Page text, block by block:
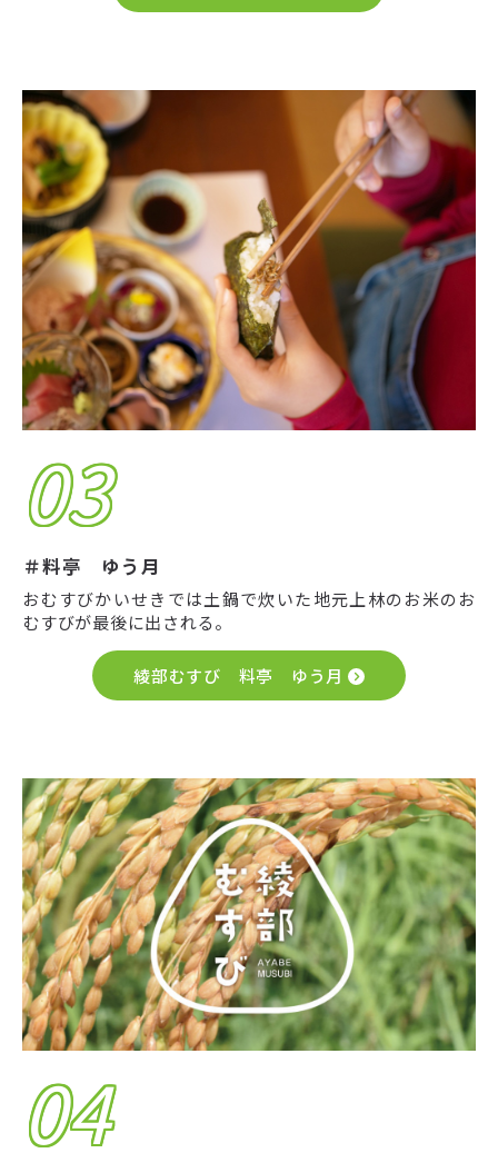
03
＃料亭 ゆう月
おむすびかいせきでは土鍋で炊いた地元上林のお米のお
むすびが最後に出される。
綾部むすび 料亭 ゆう月
04